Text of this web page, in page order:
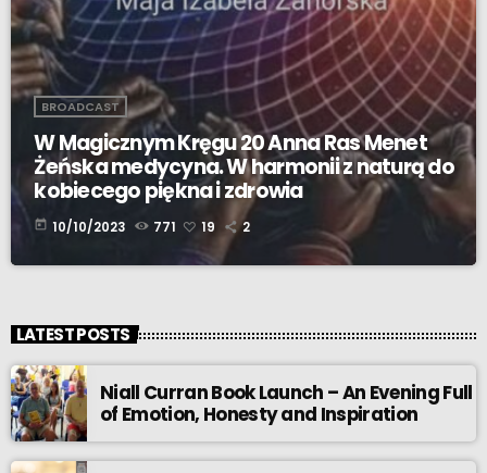
BROADCAST
W Magicznym Kręgu 20 Anna Ras Menet
Żeńska medycyna. W harmonii z naturą do
kobiecego piękna i zdrowia
today 10/10/2023 771 19 2
LATEST POSTS
Niall Curran Book Launch – An Evening Full
of Emotion, Honesty and Inspiration